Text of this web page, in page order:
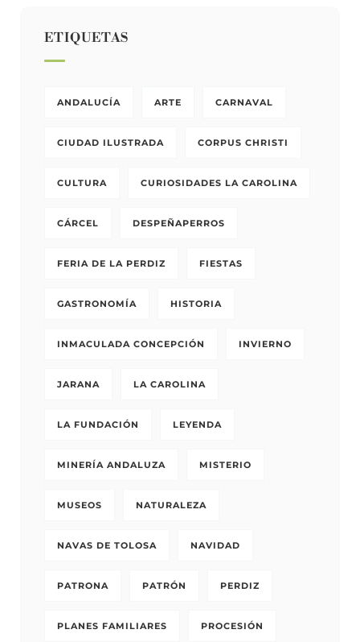
ETIQUETAS
ANDALUCÍA ARTE CARNAVAL
CIUDAD ILUSTRADA CORPUS CHRISTI
CULTURA CURIOSIDADES LA CAROLINA
CÁRCEL DESPEÑAPERROS
FERIA DE LA PERDIZ FIESTAS
GASTRONOMÍA HISTORIA
INMACULADA CONCEPCIÓN INVIERNO
JARANA LA CAROLINA
LA FUNDACIÓN LEYENDA
MINERÍA ANDALUZA MISTERIO
MUSEOS NATURALEZA
NAVAS DE TOLOSA NAVIDAD
PATRONA PATRÓN PERDIZ
PLANES FAMILIARES PROCESIÓN